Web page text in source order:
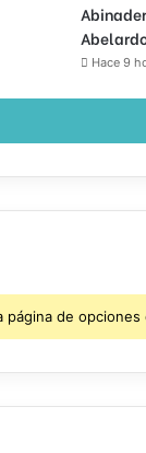
Hace 9
página de